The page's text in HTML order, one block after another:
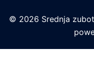
© 2026 Srednja